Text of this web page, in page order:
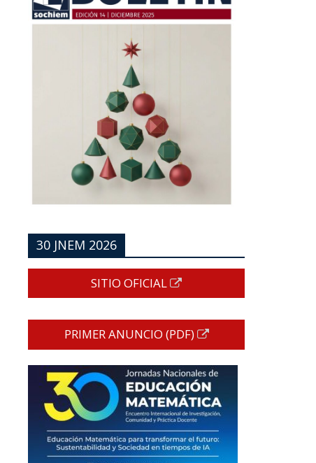
30 JNEM 2026
SITIO OFICIAL
PRIMER ANUNCIO (PDF)